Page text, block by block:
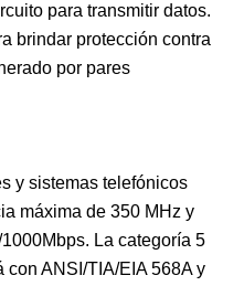
para transmitir datos.
brindar protección contra
por pares
y sistemas telefónicos
máxima de 350 MHz y
La categoría 5
con ANSI/TIA/EIA 568A y